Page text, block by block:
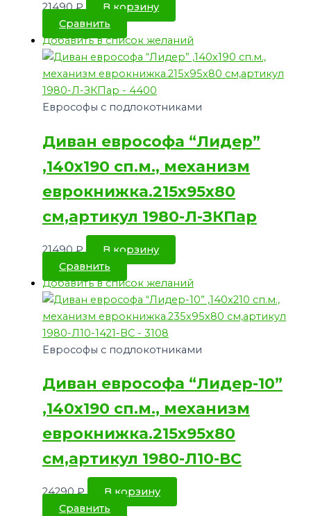
21490₽
В корзину
Сравнить
Добавить в список желаний
Еврософы с подлокотниками
Диван еврософа “Лидер”
,140х190 сп.м., механизм
еврокнижка.215х95х80
см,артикул 1980-Л-ЗКПар
21490₽
В корзину
Сравнить
Добавить в список желаний
Еврософы с подлокотниками
Диван еврософа “Лидер-10”
,140х190 сп.м., механизм
еврокнижка.215х95х80
см,артикул 1980-Л10-ВС
24290₽
В корзину
Сравнить